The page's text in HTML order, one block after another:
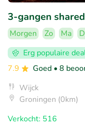
3-gangen
Morgen Zo Ma
Erg populaire
7.9
Goed • 8
Wijck
Groningen (0km)
Verkocht: 516